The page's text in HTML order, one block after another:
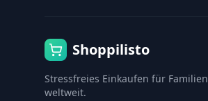
Shoppilisto
Stressfreies Einkaufen für Familien
weltweit.